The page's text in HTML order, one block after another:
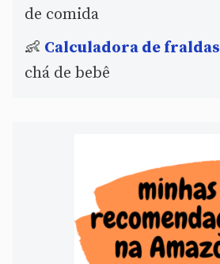
de comida
👶 Calculadora de fraldas
chá de bebê